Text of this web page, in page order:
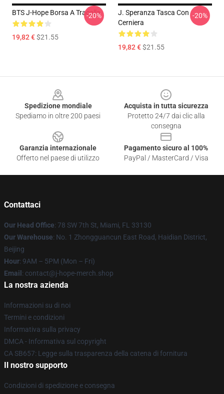
BTS J-Hope Borsa A Tracolla
19,82 €$21.55
-20%
J. Speranza Tasca Con
Cerniera
19,82 €$21.55
-20%
Spedizione mondiale
Spediamo in oltre 200 paesi
Acquista in tutta sicurezza
Protetto 24/7 dai clic alla
consegna
Garanzia internazionale
Offerto nel paese di utilizzo
Pagamento sicuro al 100%
PayPal / MasterCard / Visa
Contattaci
Our Head Office: 78 SW 7th St, Miami, FL 33130
Our Warehouse: No. 1 Zhongguancun East Road, Haidian District,
Beijing
Hour: 9AM – 5PM (Mon – Fri)
Email : contact@j-hope-merch.shop
La nostra azienda
Informazioni su di noi
Termini e condizioni
Informativa sulla privacy
DMCA - Informativa sul copyright
CA SB657: Legge sulla trasparenza della catena di fornitura
Il nostro supporto
Condizioni di spedizione e consegna